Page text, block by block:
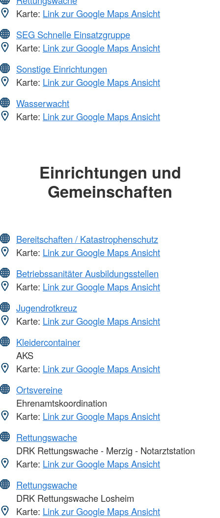
Karte: Link zur Google Maps Ansicht
SEG Schnelle Einsatzgruppe
Karte: Link zur Google Maps Ansicht
Sonstige Einrichtungen
Karte: Link zur Google Maps Ansicht
Wasserwacht
Karte: Link zur Google Maps Ansicht
Einrichtungen und
Gemeinschaften
Bereitschaften / Katastrophenschutz
Karte: Link zur Google Maps Ansicht
Betriebssanitäter Ausbildungsstellen
Karte: Link zur Google Maps Ansicht
Jugendrotkreuz
Karte: Link zur Google Maps Ansicht
Kleidercontainer
AKS
Karte: Link zur Google Maps Ansicht
Ortsvereine
Ehrenamtskoordination
Karte: Link zur Google Maps Ansicht
Rettungswache
DRK Rettungswache - Merzig - Notarztstation
Karte: Link zur Google Maps Ansicht
Rettungswache
DRK Rettungswache Losheim
Karte: Link zur Google Maps Ansicht